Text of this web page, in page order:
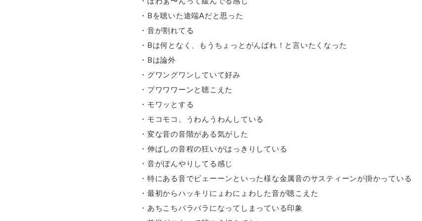
・Bを聴いた途端Aだと思った
・音が割れてる
・Bは何となく、もうちょっとがんばれ！と言いたくなった
・Bは論外
・グワングワンしていて好み
・プワワワーンと聴こえた
・モワッとする
・モコモコ、うわんうわんしている
・変な音の音階がある気がした
・伸ばしの音程の狂いがはっきりしている
・音がぼんやりしてる感じ
・特にある音でビェーーンといった様な金属音のサスティーンが掛かっている
・最初からハッキリにょわにょわした音が聴こえた
・あちこちバラバラになってしまっている印象